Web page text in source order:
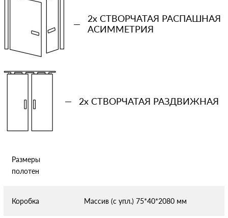
—
2x СТВОРЧАТАЯ РАСПАШНАЯ
АСИММЕТРИЯ
— 2x СТВОРЧАТАЯ РАЗДВИЖНАЯ
Размеры
полотен
Коробка Массив (с упл.) 75*40*2080 мм
Отправляя форму вы соглашаетесь с условиями